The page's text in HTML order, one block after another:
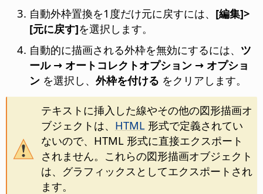
自動外枠置換を1度だけ元に戻すには、 [編集]>
[元に戻す]を選択します。
自動的に描画される外枠を無効にするには、 ツ
ール → オートコレクトオプション → オプショ
ン を選択し、 外枠を付ける をクリアします。
テキストに挿入した線やその他の図形描画オ
ブジェクトは、 HTML 形式で定義されてい
ないので、HTML 形式に直接エクスポート
されません。これらの図形描画オブジェクト
は、グラフィックスとしてエクスポートされ
ます。